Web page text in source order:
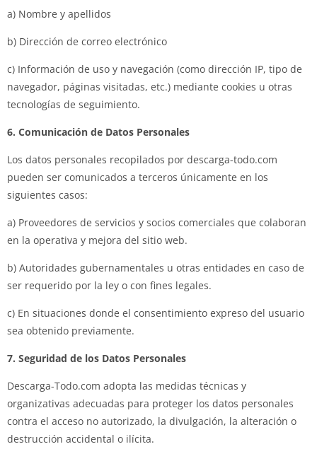
a) Nombre y apellidos
b) Dirección de correo electrónico
c) Información de uso y navegación (como dirección IP, tipo de
navegador, páginas visitadas, etc.) mediante cookies u otras
tecnologías de seguimiento.
6. Comunicación de Datos Personales
Los datos personales recopilados por descarga-todo.com
pueden ser comunicados a terceros únicamente en los
siguientes casos:
a) Proveedores de servicios y socios comerciales que colaboran
en la operativa y mejora del sitio web.
b) Autoridades gubernamentales u otras entidades en caso de
ser requerido por la ley o con fines legales.
c) En situaciones donde el consentimiento expreso del usuario
sea obtenido previamente.
7. Seguridad de los Datos Personales
Descarga-Todo.com adopta las medidas técnicas y
organizativas adecuadas para proteger los datos personales
contra el acceso no autorizado, la divulgación, la alteración o
destrucción accidental o ilícita.